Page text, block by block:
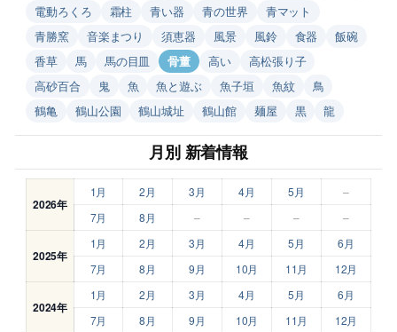
電動ろくろ
霜柱 青い器 青の世界
青マット
青勝窯
音楽まつり 須恵器 風景 風鈴 食器
飯碗
香草
馬 馬の目皿 骨董 高い
高松張り子
高砂百合
鬼 魚 魚と遊ぶ 魚子垣 魚紋
鳥
鶴亀
鶴山公園 鶴山城址 鶴山館 麺屋 黒 龍
月別 新着情報
2026年
1月 2月 3月 4月 5月
–
7月
8月 – – – –
2025年
1月 2月 3月 4月 5月
6月
7月
8月 9月 10月 11月 12月
2024年
1月 2月 3月 4月 5月
6月
7月
8月 9月 10月 11月 12月